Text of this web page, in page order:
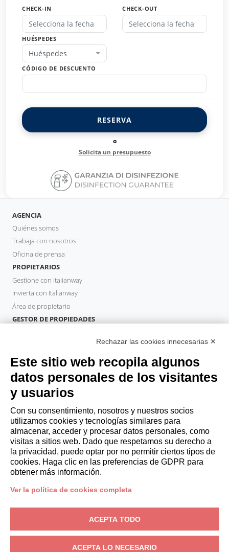
CHECK-IN CHECK-OUT
HUÉSPEDES
Huéspedes
CÓDIGO DE DESCUENTO
RESERVA
o
Solicita un presupuesto
AGENCIA
Quiénes somos
Trabaja con nosotros
Oficina de prensa
PROPIETARIOS
Gestione con Italianway
Invierta con Italianway
Área de propietario
GESTOR DE PROPIEDADES
HUÉSPEDES
Reserve una estancia
Estancias largas
Experiencias para los Huéspedes
Descuentos para husespedes
Convenios para empresas
booking@italianway.house
+390286882952
N.° de IVA: 08839180968 -PMI Innovativa
Privacidad-Condiciones-Cookies-Whistleblowing
Rechazar las cookies innecesarias ✕
Este sitio web recopila algunos
datos personales de los visitantes
y usuarios
Con su consentimiento, nosotros y nuestros socios
utilizamos cookies y tecnologías similares para
almacenar, acceder y procesar datos personales, como
visitas a sitios web. Dado que respetamos su derecho a
la privacidad, puede optar por no permitir ciertos tipos de
cookies. Haga clic en las preferencias de GDPR para
obtener más información.
Ver la política de cookies completa
ACEPTA TODO
ACEPTA LO NECESARIO